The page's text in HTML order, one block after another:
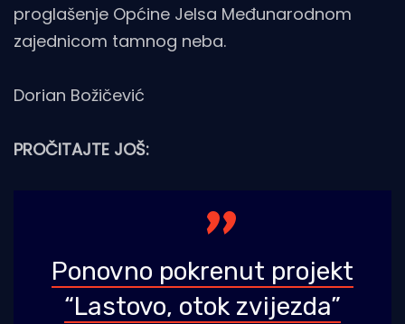
proglašenje Općine Jelsa Međunarodnom
zajednicom tamnog neba.
Dorian Božičević
PROČITAJTE JOŠ:
Ponovno pokrenut projekt
“Lastovo, otok zvijezda”